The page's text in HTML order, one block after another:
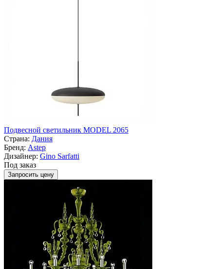
Подвесной светильник MODEL 2065
Страна: Дания
Бренд: Astep
Дизайнер: Gino Sarfatti
Под заказ
Запросить цену